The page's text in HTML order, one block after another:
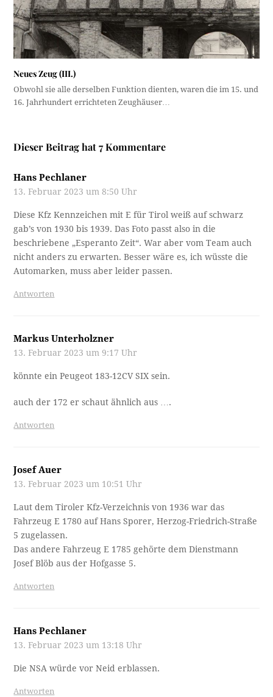
Neues Zeug (III.)
Obwohl sie alle derselben Funktion dienten, waren die im 15. und
16. Jahrhundert errichteten Zeughäuser…
Dieser Beitrag hat 7 Kommentare
Hans Pechlaner
13. Februar 2023 um 8:50 Uhr
Diese Kfz Kennzeichen mit E für Tirol weiß auf schwarz
gab’s von 1930 bis 1939. Das Foto passt also in die
beschriebene „Esperanto Zeit“. War aber vom Team auch
nicht anders zu erwarten. Besser wäre es, ich wüsste die
Automarken, muss aber leider passen.
Antworten
Markus Unterholzner
13. Februar 2023 um 9:17 Uhr
könnte ein Peugeot 183-12CV SIX sein.
auch der 172 er schaut ähnlich aus ….
Antworten
Josef Auer
13. Februar 2023 um 10:51 Uhr
Laut dem Tiroler Kfz-Verzeichnis von 1936 war das
Fahrzeug E 1780 auf Hans Sporer, Herzog-Friedrich-Straße
5 zugelassen.
Das andere Fahrzeug E 1785 gehörte dem Dienstmann
Josef Blöb aus der Hofgasse 5.
Antworten
Hans Pechlaner
13. Februar 2023 um 13:18 Uhr
Die NSA würde vor Neid erblassen.
Antworten